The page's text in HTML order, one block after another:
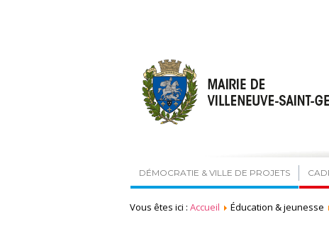
DÉMOCRATIE & VILLE DE PROJETS
Vous êtes ici : Accueil Éducation & jeunesse